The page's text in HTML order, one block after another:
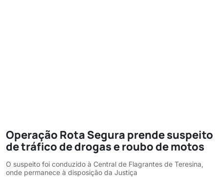
Operação Rota Segura prende suspeito
de tráfico de drogas e roubo de motos
O suspeito foi conduzido à Central de Flagrantes de Teresina,
onde permanece à disposição da Justiça